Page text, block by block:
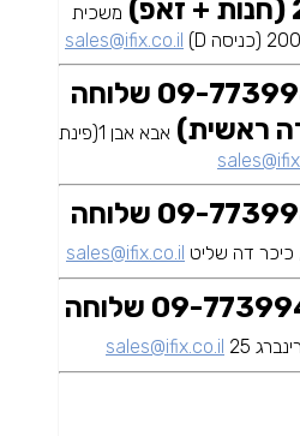
משכית
sales@ifix.co.il
09-7739940 שלוחה
אבא אבן 1(פינת
09-7739940 שלוחה
sales@ifix.co.il
09-7739940 שלוחה
25
sales@ifix.co.il